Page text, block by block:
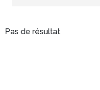
Pas de résultat